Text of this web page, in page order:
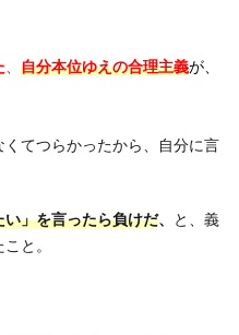
自分本位ゆえの合理主義が、
てつらかったから、自分に言
」を言ったら負けだ、
と、義
と。